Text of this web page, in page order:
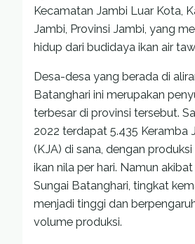
Kecamatan Jambi Luar Kota,
Jambi, Provinsi Jambi, yang
hidup dari budidaya ikan air
Desa-desa yang berada di
Batanghari ini merupakan
terbesar di provinsi tersebut.
2022 terdapat 5.435 Keramba
(KJA) di sana, dengan
ikan nila per hari. Namun
Sungai Batanghari, tingkat
menjadi tinggi dan
volume produksi.